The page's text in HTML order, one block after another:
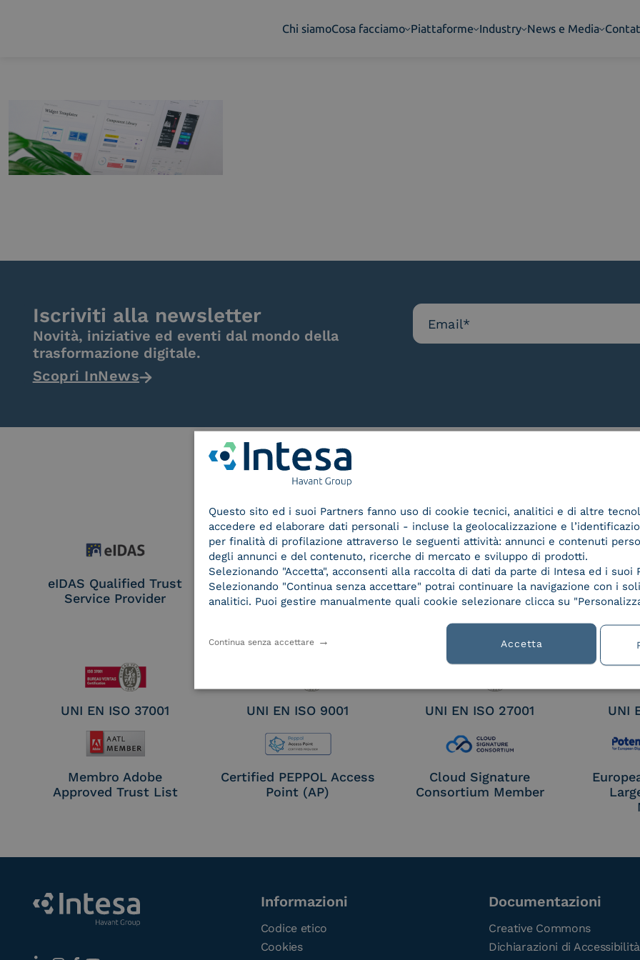
Chi siamoCosa facciamo Piattaforme Industry News e Media
Cosa facciamo
Piattaforme
Industry
News e Media
Iscriviti alla newsletter
Novità, iniziative ed eventi dal mondo della
trasformazione digitale.
Scopri InNews
eIDAS Qualified Trust
Service Provider
eIDAS Qualified Trust
Service Provider for
Seal Creation
Service Provider e
Aggregatore SPID
UNI EN ISO 37001 UNI EN ISO 9001 UNI EN ISO 27001 UNI
Membro Adobe
Approved Trust List
Certified PEPPOL Access
Point (AP)
Cloud Signature
Consortium Member
Informazioni
Codice etico
Cookies
Documentazioni
Creative Commons
Dichiarazioni di Accessibilità
Questo sito ed i suoi Partners fanno uso di cookie tecnici, analitici e di altre
accedere ed elaborare dati personali - incluse la geolocalizzazione e
per finalità di profilazione attraverso le seguenti attività: annunci e contenuti
degli annunci e del contenuto, ricerche di mercato e sviluppo di prodotti.
Selezionando "Accetta", acconsenti alla raccolta di dati da parte di Intesa ed i suoi
Selezionando "Continua senza accettare" potrai continuare la navigazione con i
analitici. Puoi gestire manualmente quali cookie selezionare clicca su
Accetta
Continua senza accettare